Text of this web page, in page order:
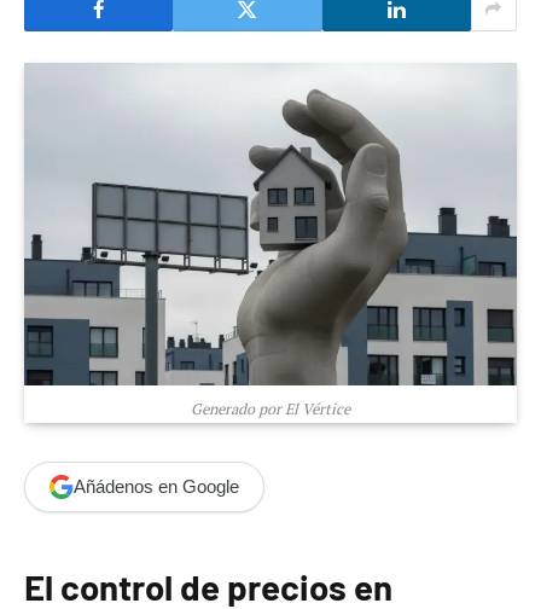
Generado por El Vértice
Añádenos en Google
El control de precios en